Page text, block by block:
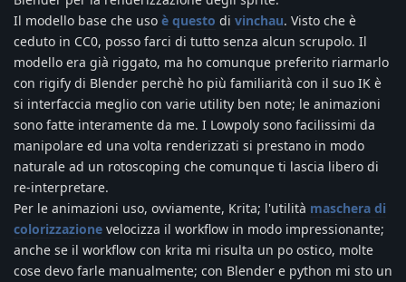
Il modello base che uso è questo di vinchau. Visto che è
ceduto in CC0, posso farci di tutto senza alcun scrupolo. Il
modello era già riggato, ma ho comunque preferito riarmarlo
con rigify di Blender perchè ho più familiarità con il suo IK è
si interfaccia meglio con varie utility ben note; le animazioni
sono fatte interamente da me. I Lowpoly sono facilissimi da
manipolare ed una volta renderizzati si prestano in modo
naturale ad un rotoscoping che comunque ti lascia libero di
re-interpretare.
Per le animazioni uso, ovviamente, Krita; l'utilità maschera di
colorizzazione velocizza il workflow in modo impressionante;
anche se il workflow con krita mi risulta un po ostico, molte
cose devo farle manualmente; con Blender e python mi sto un